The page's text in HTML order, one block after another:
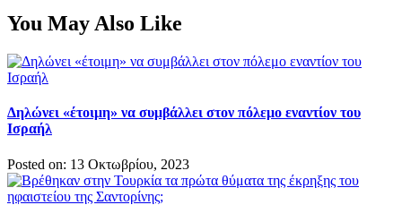
You May Also Like
Δηλώνει «έτοιμη» να συμβάλλει στον πόλεμο εναντίον του
Ισραήλ
Posted on: 13 Οκτωβρίου, 2023